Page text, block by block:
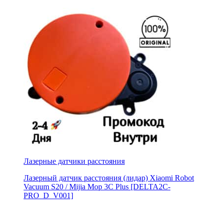
Лазерные датчики расстояния
Лазерный датчик расстояния (лидар) Xiaomi Robot
Vacuum S20 / Mijia Mop 3С Рlus [DELTA2C-
PRO_D_V001]